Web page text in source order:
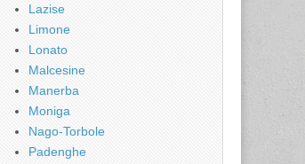
Lazise
Limone
Lonato
Malcesine
Manerba
Moniga
Nago-Torbole
Padenghe